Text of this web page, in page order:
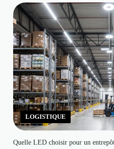
LOGISTIQUE
Quelle LED choisir pour un